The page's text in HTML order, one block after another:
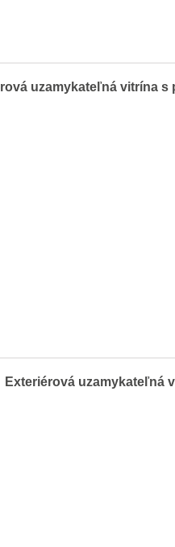
uzamykateľná vitrína s
Exteriérová uzamykateľná